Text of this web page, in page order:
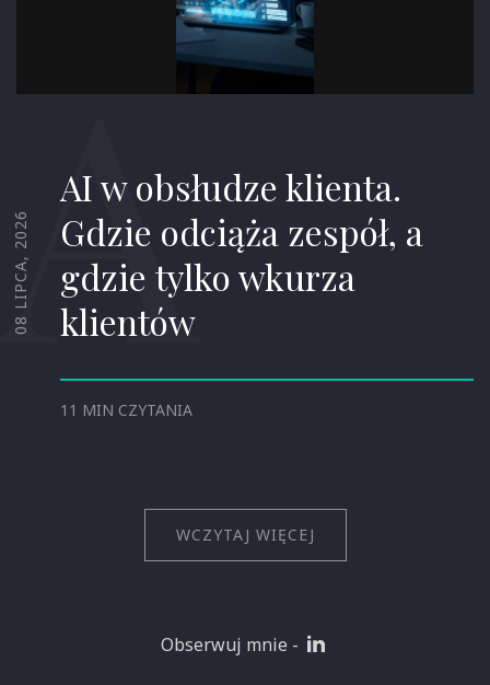
08 LIPCA, 2026
A
AI w obsłudze klienta.
Gdzie odciąża zespół, a
gdzie tylko wkurza
klientów
11 MIN CZYTANIA
WCZYTAJ WIĘCEJ
Obserwuj mnie -